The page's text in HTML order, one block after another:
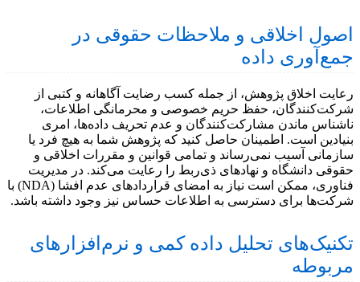
اصول اخلاقی و ملاحظات حقوقی در
جمع‌آوری داده
رعایت اخلاق پژوهش، از جمله کسب رضایت آگاهانه و کتبی از
شرکت‌کنندگان، حفظ حریم خصوصی و محرمانگی اطلاعات،
ناشناس ماندن مشارکت‌کنندگان و عدم تحریف داده‌ها، امری
بنیادین است. اطمینان حاصل کنید که پژوهش شما به هیچ فرد یا
سازمانی آسیب نمی‌رساند و تمامی قوانین و مقررات اخلاقی و
حقوقی دانشگاه و نهادهای ذی‌ربط را رعایت می‌کند. در مدیریت
فناوری، ممکن است نیاز به امضای قراردادهای عدم افشا (NDA) با
شرکت‌ها برای دسترسی به اطلاعات حساس نیز وجود داشته باشد.
تکنیک‌های تحلیل داده کمی و نرم‌افزارهای
مربوطه